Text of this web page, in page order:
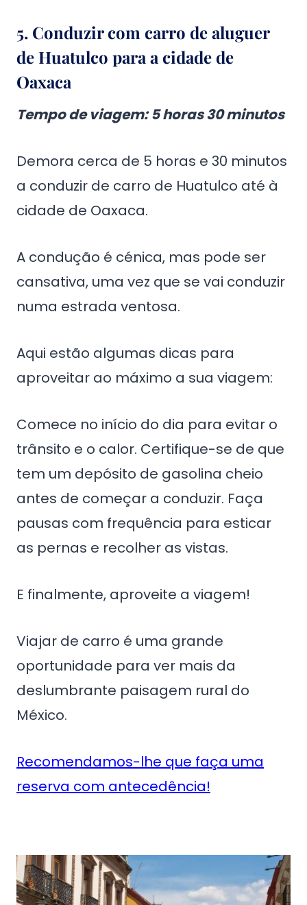
5. Conduzir com carro de aluguer
de Huatulco para a cidade de
Oaxaca
Tempo de viagem: 5 horas 30 minutos
Demora cerca de 5 horas e 30 minutos
a conduzir de carro de Huatulco até à
cidade de Oaxaca.
A condução é cénica, mas pode ser
cansativa, uma vez que se vai conduzir
numa estrada ventosa.
Aqui estão algumas dicas para
aproveitar ao máximo a sua viagem:
Comece no início do dia para evitar o
trânsito e o calor. Certifique-se de que
tem um depósito de gasolina cheio
antes de começar a conduzir. Faça
pausas com frequência para esticar
as pernas e recolher as vistas.
E finalmente, aproveite a viagem!
Viajar de carro é uma grande
oportunidade para ver mais da
deslumbrante paisagem rural do
México.
Recomendamos-lhe que faça uma
reserva com antecedência!